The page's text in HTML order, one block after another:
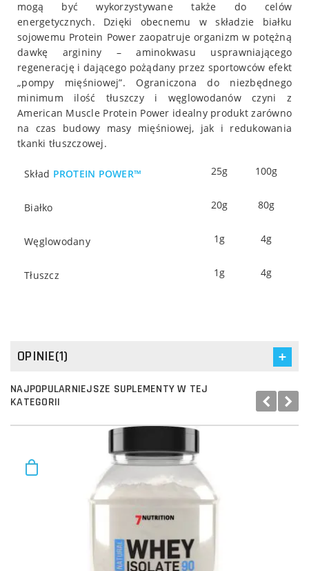
mogą być wykorzystywane także do celów
energetycznych. Dzięki obecnemu w składzie białku
sojowemu Protein Power zaopatruje organizm w potężną
dawkę argininy – aminokwasu usprawniającego
regenerację i dającego pożądany przez sportowców efekt
„pompy mięśniowej”. Ograniczona do niezbędnego
minimum ilość tłuszczy i węglowodanów czyni z
American Muscle Protein Power idealny produkt zarówno
na czas budowy masy mięśniowej, jak i redukowania
tkanki tłuszczowej.
Skład PROTEIN POWER™ 25g 100g
Białko 20g 80g
Węglowodany 1g 4g
Tłuszcz 1g 4g
OPINIE(1)
NAJPOPULARNIEJSZE SUPLEMENTY W TEJ
KATEGORII